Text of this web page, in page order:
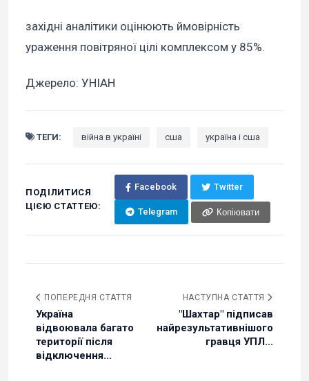
західні аналітики оцінюють ймовірність
ураження повітряної цілі комплексом у 85%.
Джерело: УНІАН
ТЕГИ: війна в україні сша україна і сша
ПОДІЛИТИСЯ
ЦІЄЮ СТАТТЕЮ:
Facebook Twitter
Telegram Копіювати
ПОПЕРЕДНЯ СТАТТЯ
Україна
відвоювала багато
території після
відключення...
НАСТУПНА СТАТТЯ
"Шахтар" підписав
найрезультативнішого
гравця УПЛ...